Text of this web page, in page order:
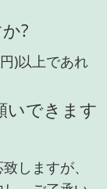
?
)以上であれ
いできます
しますが、